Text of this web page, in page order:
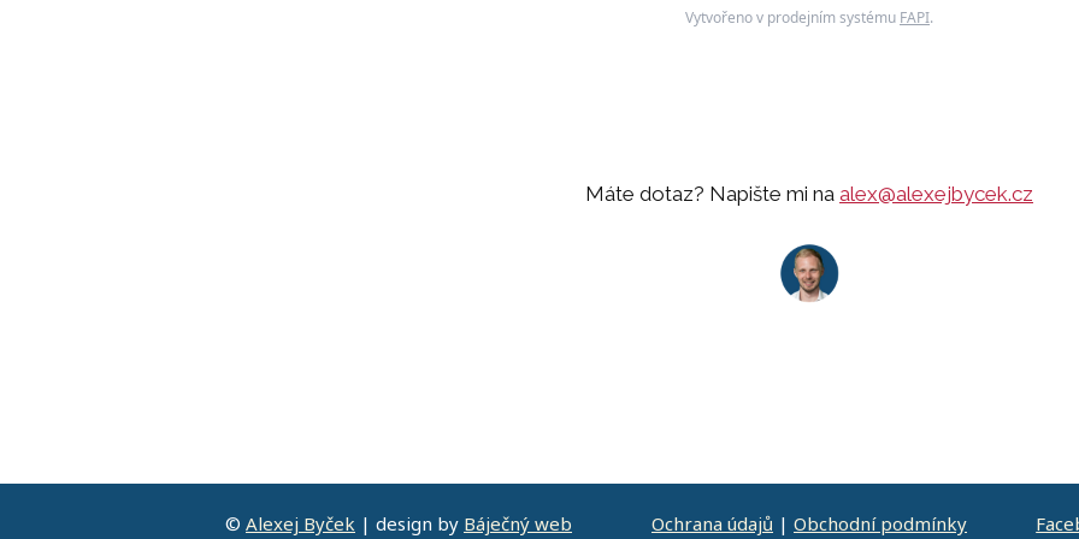
Vytvořeno v prodejním systému FAPI.
Máte dotaz? Napište mi na alex@alexejbycek.cz
© Alexej Byček | design by Báječný web Ochrana údajů | Obchodní podmínky